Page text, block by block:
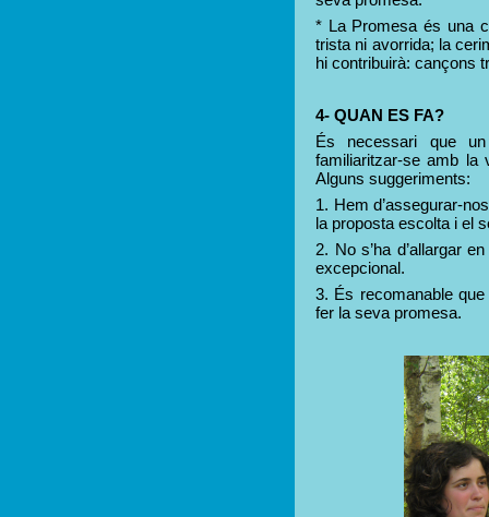
* La Promesa és una
trista ni avorrida; la
hi contribuirà: cançons
4- QUAN ES FA?
És necessari que
familiaritzar-se amb la
Alguns suggeriments:
1. Hem d’assegurar-
la proposta escolta i el
2. No s’ha d’allargar
excepcional.
3. És recomanable
fer la seva promesa.